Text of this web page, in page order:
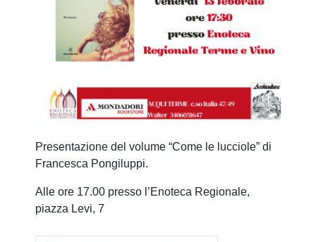
Presentazione del volume “Come le lucciole” di
Francesca Pongiluppi.
Alle ore 17.00 presso l’Enoteca Regionale,
piazza Levi, 7